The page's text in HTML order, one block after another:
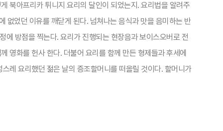
북아프리카 튀니지 요리의 달인이 되었는지. 요리법을 알려주
없었던 이유를 깨닫게 된다. 넘쳐나는 음식과 맛을 음미하는 반
에 방점을 찍는다. 요리가 진행되는 현장음과 보이스오버로 전
영화를 헌사 한다. 더불어 요리를 함께 만든 형제들과 후세에
레 요리했던 젊은 날의 증조할머니를 떠올릴 것이다. 할머니가